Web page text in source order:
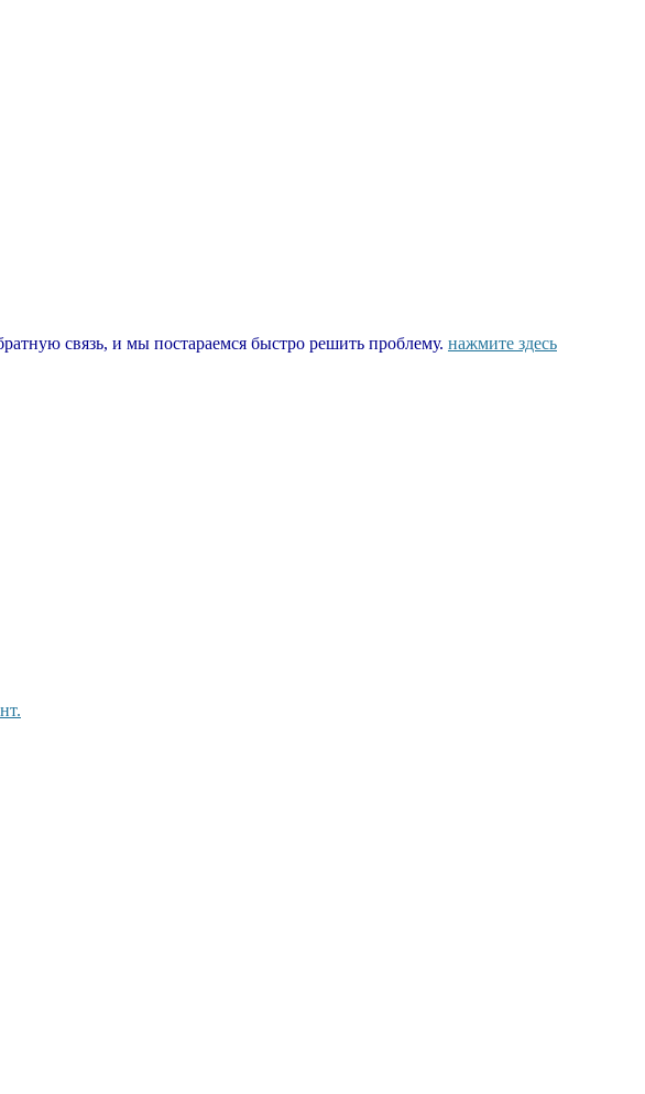
связь, и мы постараемся быстро решить проблему. нажмите здесь